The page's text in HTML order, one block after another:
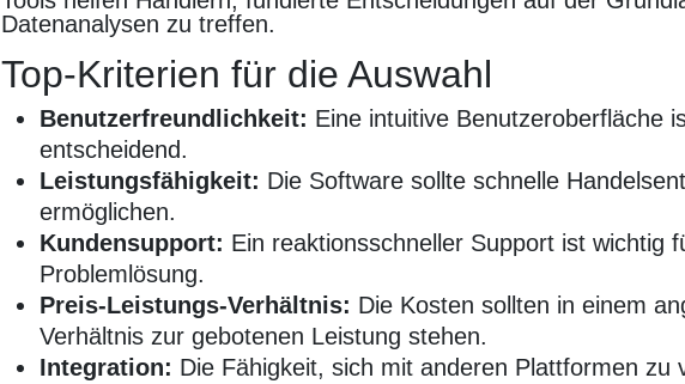
Datenanalysen zu treffen.
Top-Kriterien für die Auswahl
Benutzerfreundlichkeit: Eine intuitive Benutzeroberfläche
entscheidend.
Leistungsfähigkeit: Die Software sollte schnelle
ermöglichen.
Kundensupport: Ein reaktionsschneller Support ist wichtig
Problemlösung.
Preis-Leistungs-Verhältnis: Die Kosten sollten in einem
Verhältnis zur gebotenen Leistung stehen.
Integration: Die Fähigkeit, sich mit anderen Plattformen zu